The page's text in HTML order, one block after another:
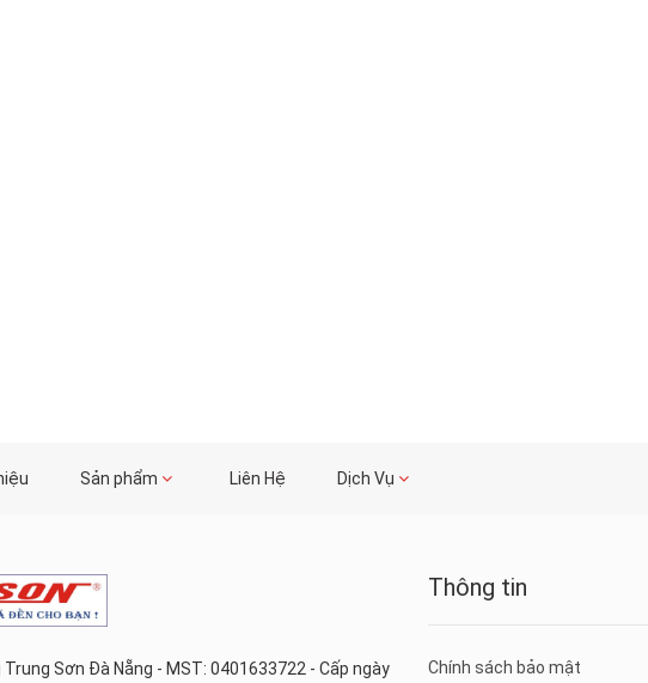
Sản phẩm Liên Hệ Dịch Vụ
Trung Sơn Đà Nẵng - MST: 0401633722 - Cấp ngày
Thông tin
Chính sách bảo mật